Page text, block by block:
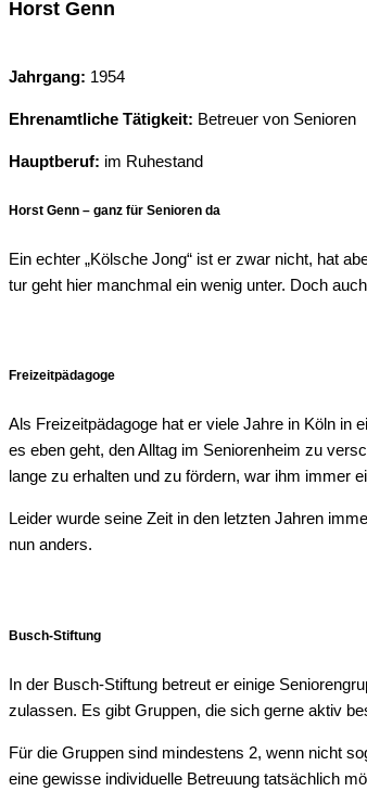
Horst Genn
Jahr­gang: 1954
Ehren­amt­li­che Tätig­keit: Betreu­er von Senioren
Haupt­be­ruf: im Ruhestand
Horst Genn – ganz für Senio­ren da
Ein ech­ter „Köl­sche Jong“ ist er zwar nicht, hat
tur geht hier manch­mal ein wenig unter. Doch
Frei­zeit­päd­ago­ge
Als Frei­zeit­päd­ago­ge hat er vie­le Jah­re in Köln in
es eben geht, den All­tag im Senio­ren­heim zu
lan­ge zu erhal­ten und zu för­dern, war ihm immer
Lei­der wur­de sei­ne Zeit in den letz­ten Jah­ren
nun anders.
Busch-Stif­tung
In der Busch-Stif­tung betreut er eini­ge
zu­las­sen. Es gibt Grup­pen, die sich ger­ne aktiv
Für die Grup­pen sind min­des­tens 2, wenn nicht
eine gewis­se indi­vi­du­el­le Betreu­ung tat­säch­lich